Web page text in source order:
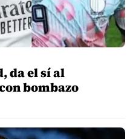
da el sí al
bombazo